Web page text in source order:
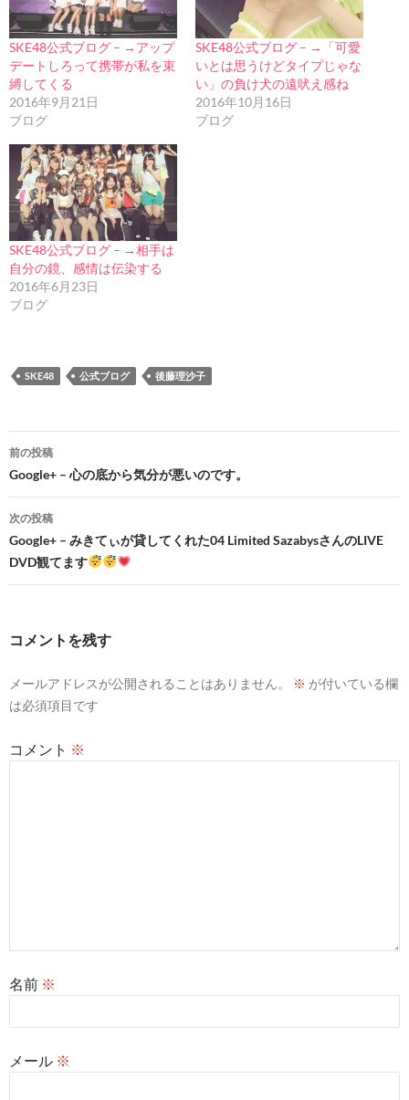
SKE48公式ブログ – →アップ
デートしろって携帯が私を束
縛してくる
2016年9月21日
ブログ
SKE48公式ブログ – →「可愛
いとは思うけどタイプじゃな
い」の負け犬の遠吠え感ね
2016年10月16日
ブログ
SKE48公式ブログ – →相手は
自分の鏡、感情は伝染する
2016年6月23日
ブログ
SKE48 公式ブログ 後藤理沙子
投
稿
ナ
ビ
ゲ
シ
ン
前の投稿
Google+ – 心の底から気分が悪いのです。
次の投稿
Google+ – みきてぃが貸してくれた04 Limited SazabysさんのLIVE
DVD観てます
コメントを残す
メールアドレスが公開されることはありません。 ※ が付いている欄
は必須項目です
コメント ※
名前 ※
メール ※